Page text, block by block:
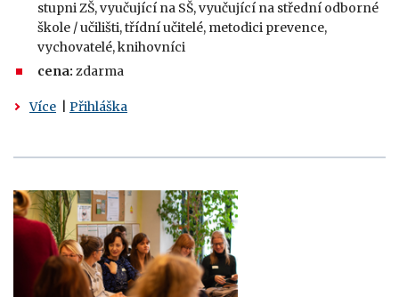
stupni ZŠ, vyučující na SŠ, vyučující na střední odborné
škole / učilišti, třídní učitelé, metodici prevence,
vychovatelé, knihovníci
cena: zdarma
Více Přihláška